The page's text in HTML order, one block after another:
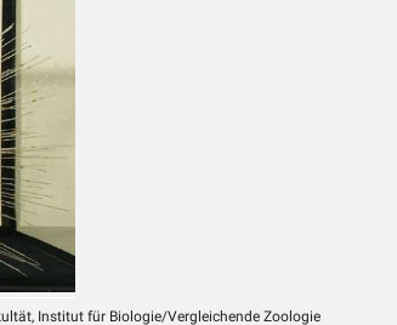
Institut für Biologie/Vergleichende Zoologie